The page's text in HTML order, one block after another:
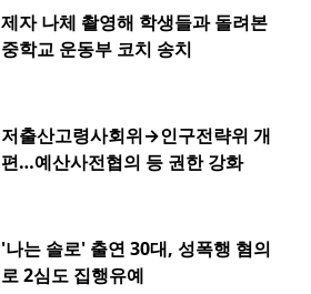
제자 나체 촬영해 학생들과 돌려본
중학교 운동부 코치 송치
저출산고령사회위→인구전략위 개
편…예산사전협의 등 권한 강화
'나는 솔로' 출연 30대, 성폭행 혐의
로 2심도 집행유예